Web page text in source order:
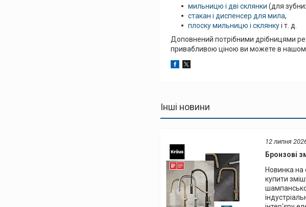
мильницю і дві склянки (для
стакан і диспенсер для мила,
плоску мильницю і склянкуі т. д.
Доповнений потрібними дрібницями
привабливою ціною ви можете в
Інші новини
12 липня
Бронзові
Новинка на
купити